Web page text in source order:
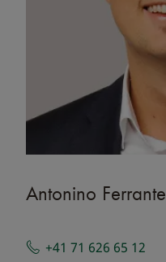
Antonino Ferrante
+41 71 626 65 12